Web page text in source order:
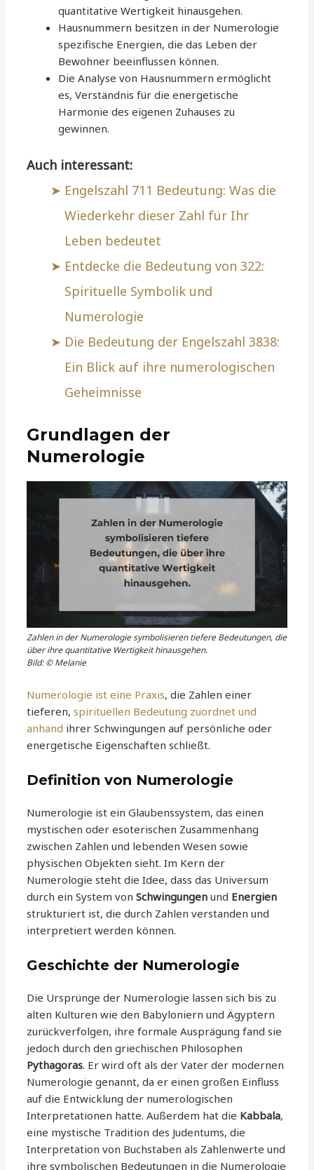
quantitative Wertigkeit hinausgehen.
Hausnummern besitzen in der Numerologie
spezifische Energien, die das Leben der
Bewohner beeinflussen können.
Die Analyse von Hausnummern ermöglicht
es, Verständnis für die energetische
Harmonie des eigenen Zuhauses zu
gewinnen.
Auch interessant:
Engelszahl 711 Bedeutung: Was die
Wiederkehr dieser Zahl für Ihr
Leben bedeutet
Entdecke die Bedeutung von 322:
Spirituelle Symbolik und
Numerologie
Die Bedeutung der Engelszahl 3838:
Ein Blick auf ihre numerologischen
Geheimnisse
Grundlagen der
Numerologie
Zahlen in der Numerologie symbolisieren tiefere Bedeutungen, die
über ihre quantitative Wertigkeit hinausgehen.
Bild: © Melanie
Numerologie ist eine Praxis, die Zahlen einer
tieferen,spirituellen Bedeutung zuordnet und
anhand ihrer Schwingungen auf persönliche oder
energetische Eigenschaften schließt.
Definition von Numerologie
Numerologie ist ein Glaubenssystem, das einen
mystischen oder esoterischen Zusammenhang
zwischen Zahlen und lebenden Wesen sowie
physischen Objekten sieht. Im Kern der
Numerologie steht die Idee, dass das Universum
durch ein System vonSchwingungen und Energien
strukturiert ist, die durch Zahlen verstanden und
interpretiert werden können.
Geschichte der Numerologie
Die Ursprünge der Numerologie lassen sich bis zu
alten Kulturen wie den Babyloniern und Ägyptern
zurückverfolgen, ihre formale Ausprägung fand sie
jedoch durch den griechischen Philosophen
Pythagoras. Er wird oft als der Vater der modernen
Numerologie genannt, da er einen großen Einfluss
auf die Entwicklung der numerologischen
Interpretationen hatte. Außerdem hat die Kabbala,
eine mystische Tradition des Judentums, die
Interpretation von Buchstaben als Zahlenwerte und
ihre symbolischen Bedeutungen in die Numerologie